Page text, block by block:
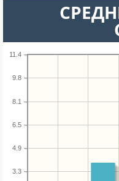
3.3
4.9
6.5
8.1
9.8
11.4